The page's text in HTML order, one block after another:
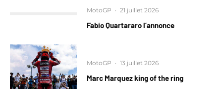
MotoGP · 21 juillet 2026
Fabio Quartararo l’annonce
MotoGP · 13 juillet 2026
Marc Marquez king of the ring